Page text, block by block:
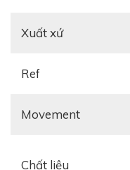
Xuất xứ
Ref
Movement
Chất liệu